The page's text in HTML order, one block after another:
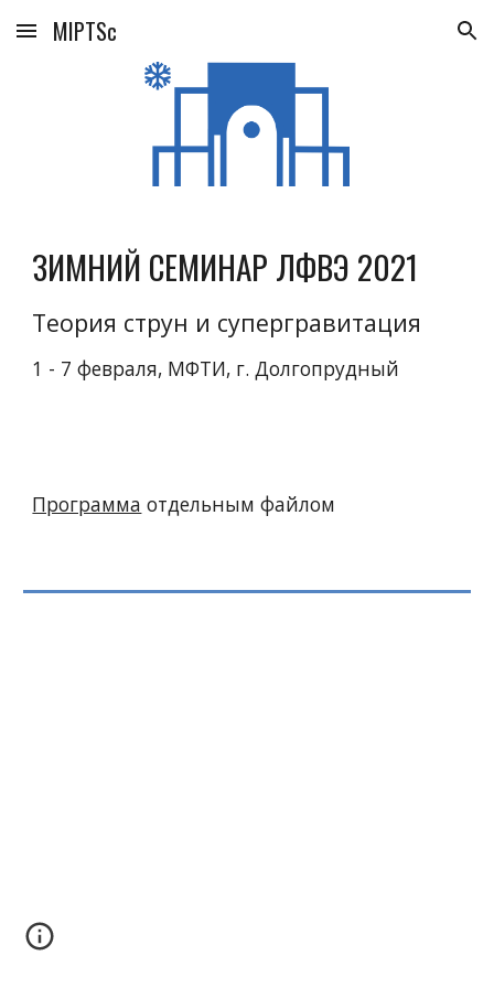
Skip to main content Skip to navigation
MIPTSc
ЗИМНИЙ СЕМИНАР ЛФВЭ 2021
Теория струн и супергравитация
1 - 7 февраля, МФТИ, г. Долгопрудный
Программа отдельным файлом